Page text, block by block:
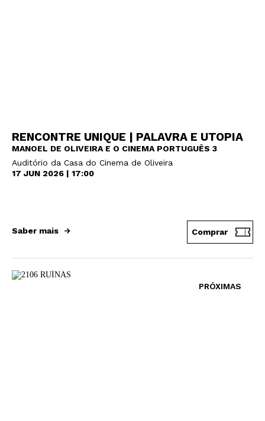
RENCONTRE UNIQUE | PALAVRA E UTOPIA
MANOEL DE OLIVEIRA E O CINEMA PORTUGUÊS 3
Auditório da Casa do Cinema de Oliveira
17 JUN 2026 | 17:00
Saber mais Comprar
PRÓXIMAS